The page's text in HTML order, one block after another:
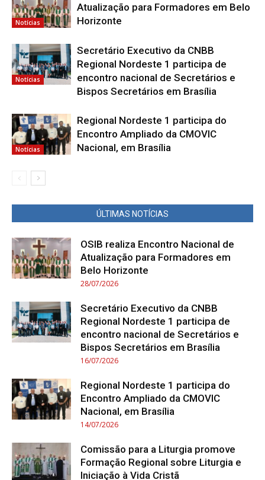
Notícias
Atualização para Formadores em Belo
Horizonte
Notícias
Secretário Executivo da CNBB
Regional Nordeste 1 participa de
encontro nacional de Secretários e
Bispos Secretários em Brasília
Notícias
Regional Nordeste 1 participa do
Encontro Ampliado da CMOVIC
Nacional, em Brasília
ÚLTIMAS NOTÍCIAS
OSIB realiza Encontro Nacional de
Atualização para Formadores em
Belo Horizonte
28/07/2026
Secretário Executivo da CNBB
Regional Nordeste 1 participa de
encontro nacional de Secretários e
Bispos Secretários em Brasília
16/07/2026
Regional Nordeste 1 participa do
Encontro Ampliado da CMOVIC
Nacional, em Brasília
14/07/2026
Comissão para a Liturgia promove
Formação Regional sobre Liturgia e
Iniciação à Vida Cristã